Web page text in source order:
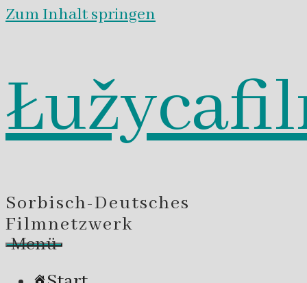
Zum Inhalt springen
Sorbisch-Deutsches
Filmnetzwerk
Menü